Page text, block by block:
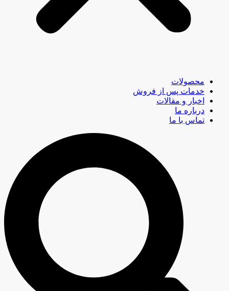
محصولات
خدمات پس از فروش
اخبار و مقالات
درباره ما
تماس با ما